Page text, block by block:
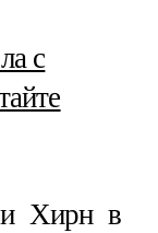
с
Хирн в